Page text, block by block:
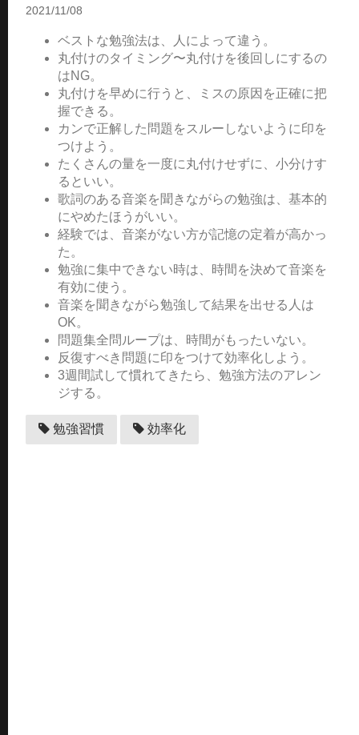
2021/11/08
ベストな勉強法は、人によって違う。
丸付けのタイミング〜丸付けを後回しにするの
はNG。
丸付けを早めに行うと、ミスの原因を正確に把
握できる。
カンで正解した問題をスルーしないように印を
つけよう。
たくさんの量を一度に丸付けせずに、小分けす
るといい。
歌詞のある音楽を聞きながらの勉強は、基本的
にやめたほうがいい。
経験では、音楽がない方が記憶の定着が高かっ
た。
勉強に集中できない時は、時間を決めて音楽を
有効に使う。
音楽を聞きながら勉強して結果を出せる人は
OK。
問題集全問ループは、時間がもったいない。
反復すべき問題に印をつけて効率化しよう。
3週間試して慣れてきたら、勉強方法のアレン
ジする。
勉強習慣 効率化